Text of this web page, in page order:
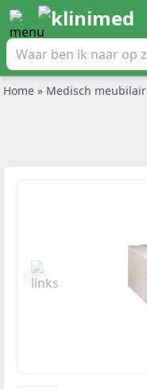
Home » Medisch meubilair